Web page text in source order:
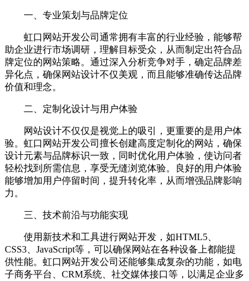
一、专业策划与品牌定位
虹口网站开发公司通常拥有丰富的行业经验，能够帮
助企业进行市场调研，理解目标受众，从而制定出符合品
牌定位的网站策略。通过深入分析竞争对手，确定品牌差
异化点，确保网站设计不仅美观，而且能够准确传达品牌
价值和理念。
二、定制化设计与用户体验
网站设计不仅仅是视觉上的吸引，更重要的是用户体
验。虹口网站开发公司擅长创建高度定制化的网站，确保
设计元素与品牌标识一致，同时优化用户体验，使访问者
轻松找到所需信息，享受无缝浏览体验。良好的用户体验
能够增加用户停留时间，提升转化率，从而增强品牌影响
力。
三、技术前沿与功能实现
使用新技术和工具进行网站开发，如HTML5、
CSS3、JavaScript等，可以确保网站在各种设备上都能提
供性能。虹口网站开发公司还能够集成复杂的功能，如电
子商务平台、CRM系统、社交媒体接口等，以满足企业多